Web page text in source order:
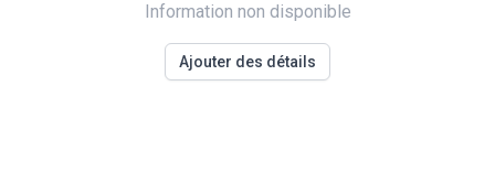
Information non disponible
Ajouter des détails